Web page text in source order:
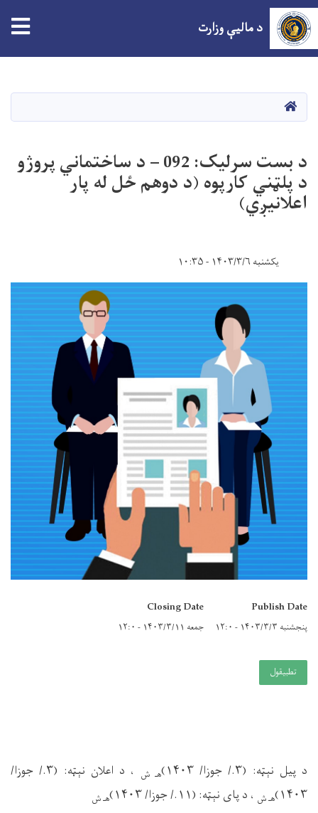
د مالیې وزارت
HOME
د بست سرلیک: 092 – د ساختماني پروژو
د پلټني کارپوه (د دوهم ځل له پار
اعلانیږي)
یکشنبه ۱۴۰۳/۳/۶ - ۱۰:۳۵
Publish Date
پنجشنبه ۱۴۰۳/۳/۳ - ۱۲:۰
Closing Date
جمعه ۱۴۰۳/۳/۱۱ - ۱۲:۰
تطبيقول
د پیل نېټه: (۳./ جوزا/ ۱۴۰۳) هـ ش ، د اعلان نېټه:
(۳./ جوزا/
۱۴۰۳) هـ ش ، د پای نېټه: (۱۱./ جوزا/ ۱۴۰۳) هـ ش